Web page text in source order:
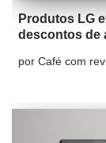
Produtos LG
descontos de
por Café com